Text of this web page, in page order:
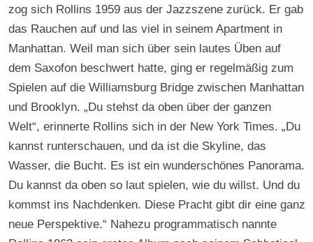
zog sich Rollins 1959 aus der Jazzszene zurück. Er gab
das Rauchen auf und las viel in seinem Apartment in
Manhattan. Weil man sich über sein lautes Üben auf
dem Saxofon beschwert hatte, ging er regelmäßig zum
Spielen auf die Williamsburg Bridge zwischen Manhattan
und Brooklyn. „Du stehst da oben über der ganzen
Welt“, erinnerte Rollins sich in der New York Times. „Du
kannst runterschauen, und da ist die Skyline, das
Wasser, die Bucht. Es ist ein wunderschönes Panorama.
Du kannst da oben so laut spielen, wie du willst. Und du
kommst ins Nachdenken. Diese Pracht gibt dir eine ganz
neue Perspektive.“ Nahezu programmatisch nannte